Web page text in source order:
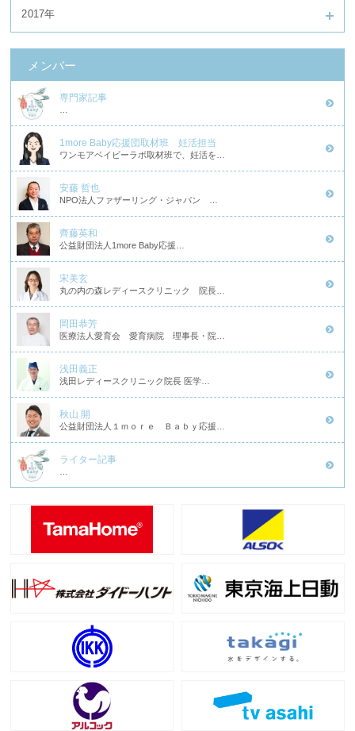
2017年
メンバー
専門家記事
1more Baby応援団取材班 妊活担当
ワンモアベイビーラボ取材班で、妊活を…
安藤 哲也
NPO法人ファザーリング・ジャパン …
齊藤英和
公益財団法人1more Baby応援…
宋美玄
丸の内の森レディースクリニック 院長…
岡田恭芳
医療法人愛育会 愛育病院 理事長・院…
浅田義正
浅田レディースクリニック院長 医学…
秋山 開
公益財団法人１ｍｏｒｅ Ｂａｂｙ応援…
ライター記事